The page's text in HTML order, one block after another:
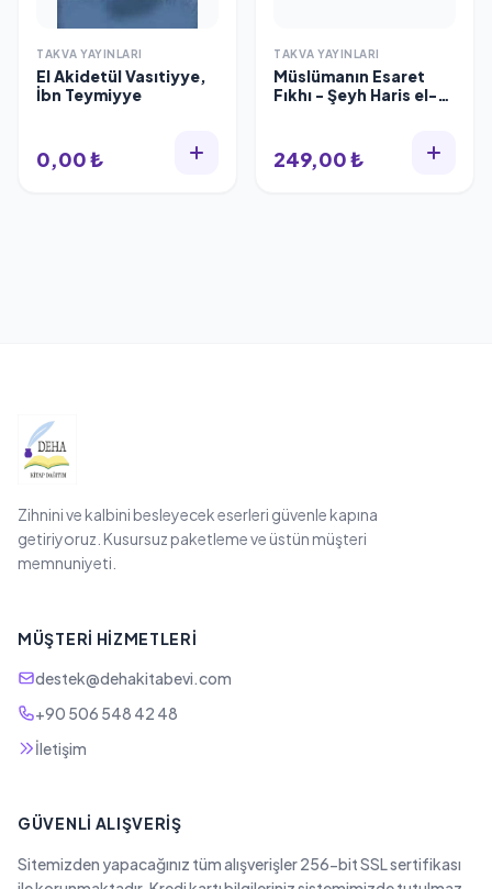
TAKVA YAYINLARI
El Akidetül Vasıtiyye,
İbn Teymiyye
0,00 ₺
TAKVA YAYINLARI
Müslümanın Esaret
Fıkhı - Şeyh Haris el-
249,00 ₺
Zihnini ve kalbini besleyecek eserleri güvenle kapına
getiriyoruz. Kusursuz paketleme ve üstün müşteri
memnuniyeti.
MÜŞTERI HIZMETLERI
destek@dehakitabevi.com
+90 506 548 42 48
İletişim
GÜVENLI ALIŞVERIŞ
Sitemizden yapacağınız tüm alışverişler 256-bit SSL sertifikası